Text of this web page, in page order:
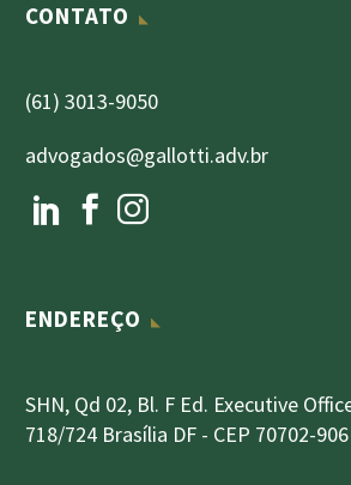
CONTATO
(61) 3013-9050
advogados@gallotti.adv.br
ENDEREÇO
SHN, Qd 02, Bl. F Ed. Executive
718/724 Brasília DF - CEP 70702-906